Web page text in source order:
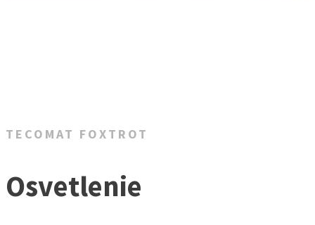
TECOMAT FOXTROT
Osvetlenie